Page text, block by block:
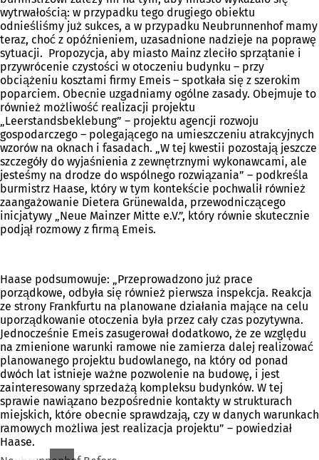
wytrwałością: w przypadku tego drugiego obiektu
odnieśliśmy już sukces, a w przypadku Neubrunnenhof mamy
teraz, choć z opóźnieniem, uzasadnione nadzieje na poprawę
sytuacji. Propozycja, aby miasto Mainz zleciło sprzątanie i
przywrócenie czystości w otoczeniu budynku – przy
obciążeniu kosztami firmy Emeis – spotkała się z szerokim
poparciem. Obecnie uzgadniamy ogólne zasady. Obejmuje to
również możliwość realizacji projektu
„Leerstandsbeklebung” – projektu agencji rozwoju
gospodarczego – polegającego na umieszczeniu atrakcyjnych
wzorów na oknach i fasadach. „W tej kwestii pozostają jeszcze
szczegóły do wyjaśnienia z zewnętrznymi wykonawcami, ale
jesteśmy na drodze do wspólnego rozwiązania” – podkreśla
burmistrz Haase, który w tym kontekście pochwalił również
zaangażowanie Dietera Grünewalda, przewodniczącego
inicjatywy „Neue Mainzer Mitte e.V.”, który równie skutecznie
podjął rozmowy z firmą Emeis.
Haase podsumowuje: „Przeprowadzono już prace
porządkowe, odbyła się również pierwsza inspekcja. Reakcja
ze strony Frankfurtu na planowane działania mające na celu
uporządkowanie otoczenia była przez cały czas pozytywna.
Jednocześnie Emeis zasugerował dodatkowo, że ze względu
na zmienione warunki ramowe nie zamierza dalej realizować
planowanego projektu budowlanego, na który od ponad
dwóch lat istnieje ważne pozwolenie na budowę, i jest
zainteresowany sprzedażą kompleksu budynków. W tej
sprawie nawiązano bezpośrednie kontakty w strukturach
miejskich, które obecnie sprawdzają, czy w danych warunkach
ramowych możliwa jest realizacja projektu” – powiedział
Haase.